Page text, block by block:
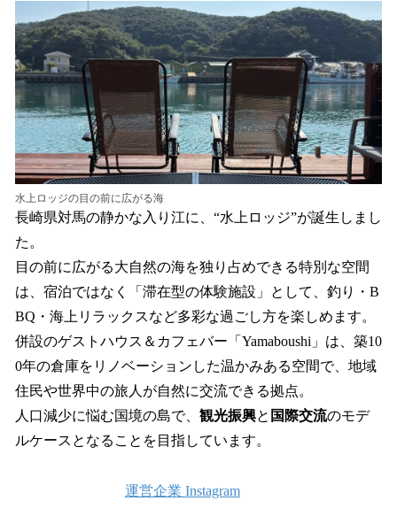
数
を
読
み
込
み
中
で
す
水上ロッジの目の前に広がる海
長崎県対馬の静かな入り江に、“水上ロッジ”が誕生しまし
た。
目の前に広がる大自然の海を独り占めできる特別な空間
は、宿泊ではなく「滞在型の体験施設」として、釣り・B
BQ・海上リラックスなど多彩な過ごし方を楽しめます。
併設のゲストハウス＆カフェバー「Yamaboushi」は、築10
0年の倉庫をリノベーションした温かみある空間で、地域
住民や世界中の旅人が自然に交流できる拠点。
人口減少に悩む国境の島で、 観光振興と 国際交流のモデ
ルケースとなることを目指しています。
運営企業 Instagram